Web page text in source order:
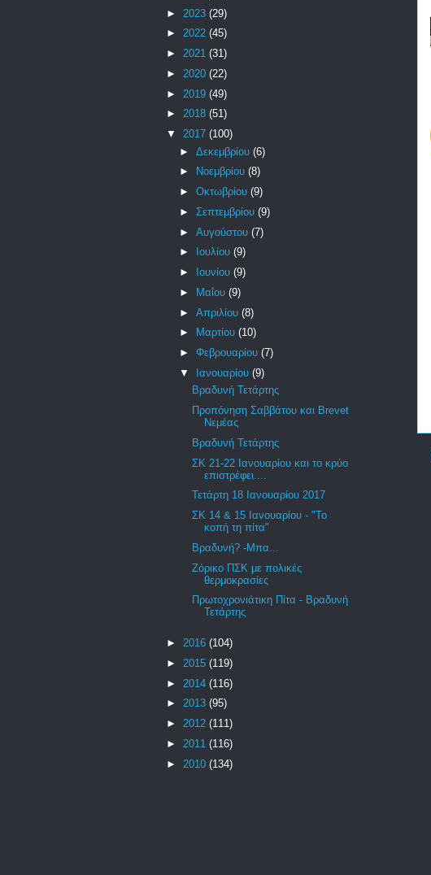
► 2023 (29)
► 2022 (45)
► 2021 (31)
► 2020 (22)
► 2019 (49)
► 2018 (51)
▼ 2017 (100)
► Δεκεμβρίου (6)
►
Νοεμβρίου (8)
► Οκτωβρίου (9)
► Σεπτεμβρίου (9)
► Αυγούστου (7)
►
Ιουλίου (9)
►
Ιουνίου (9)
►
Μαΐου (9)
► Απριλίου (8)
►
Μαρτίου (10)
► Φεβρουαρίου (7)
▼
Ιανουαρίου (9)
Βραδυνή Τετάρτης
Προπόνηση Σαββάτου και Brevet
Νεμέας
Βραδυνή Τετάρτης
ΣΚ 21-22 Ιανουαρίου και το κρύο
επιστρέφει....
Τετάρτη 18 Ιανουαρίου 2017
ΣΚ 14 & 15 Ιανουαρίου - "Το
κοπή τη πίτα"
Βραδυνή? -Μπα...
Ζόρικο ΠΣΚ με πολικές
θερμοκρασίες
Πρωτοχρονιάτικη Πίτα - Βραδυνή
Τετάρτης
► 2016 (104)
► 2015 (119)
► 2014 (116)
► 2013 (95)
► 2012 (111)
► 2011 (116)
► 2010 (134)